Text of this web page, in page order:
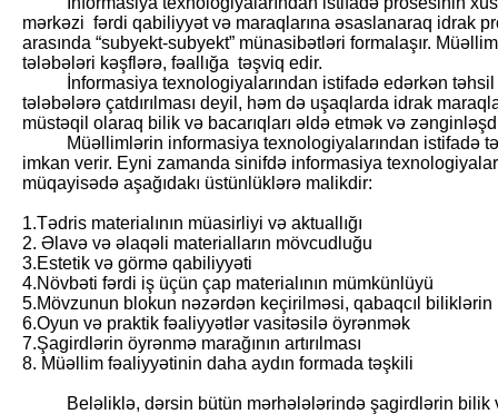
mərkəzi fərdi qabiliyyət və maraqlarına əsaslanaraq idrak
arasında “subyekt-subyekt” münasibətləri formalaşır.
tələbələri kəşflərə, fəallığa təşviq edir.
İnformasiya texnologiyalarından istifadə edərkən təhsil
tələbələrə çatdırılması deyil, həm də uşaqlarda idrak
müstəqil olaraq bilik və bacarıqları əldə etmək və
Müəllimlərin informasiya texnologiyalarından istifadə
imkan verir. Eyni zamanda sinifdə informasiya
müqayisədə aşağıdakı üstünlüklərə malikdir:
1.Tədris materialının müasirliyi və aktuallığı
2. Əlavə və əlaqəli materialların mövcudluğu
3.Estetik və görmə qabiliyyəti
4.Növbəti fərdi iş üçün çap materialının mümkünlüyü
5.Mövzunun blokun nəzərdən keçirilməsi, qabaqcıl
6.Oyun və praktik fəaliyyətlər vasitəsilə öyrənmək
7.Şagirdlərin öyrənmə marağının artırılması
8. Müəllim fəaliyyətinin daha aydın formada təşkili
Beləliklə, dərsin bütün mərhələlərində şagirdlərin bilik